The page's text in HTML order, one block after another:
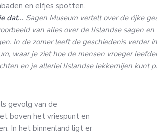
en elfjes spotten.
dat... Sagen Museum vertelt over de rijke
van alles over de IJslandse sagen
In de zomer leeft de geschiedenis verder
waar je ziet hoe de mensen vroeger
en je allerlei IJslandse lekkernijen kunt
gevolg van de
boven het vriespunt en
In het binnenland ligt er